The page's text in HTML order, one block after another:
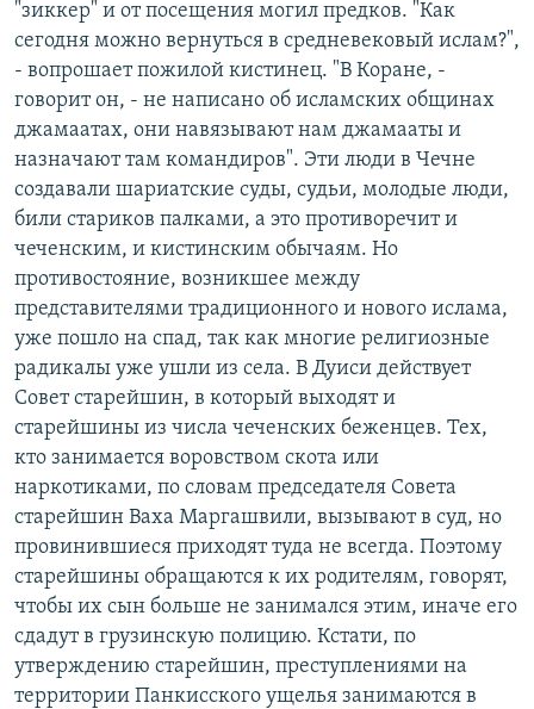
"зиккер" и от посещения могил предков. "Как
сегодня можно вернуться в средневековый ислам?",
- вопрошает пожилой кистинец. "В Коране, -
говорит он, - не написано об исламских общинах
джамаатах, они навязывают нам джамааты и
назначают там командиров". Эти люди в Чечне
создавали шариатские суды, судьи, молодые люди,
били стариков палками, а это противоречит и
чеченским, и кистинским обычаям. Но
противостояние, возникшее между
представителями традиционного и нового ислама,
уже пошло на спад, так как многие религиозные
радикалы уже ушли из села. В Дуиси действует
Совет старейшин, в который выходят и
старейшины из числа чеченских беженцев. Тех,
кто занимается воровством скота или
наркотиками, по словам председателя Совета
старейшин Ваха Маргашвили, вызывают в суд, но
провинившиеся приходят туда не всегда. Поэтому
старейшины обращаются к их родителям, говорят,
чтобы их сын больше не занимался этим, иначе его
сдадут в грузинскую полицию. Кстати, по
утверждению старейшин, преступлениями на
территории Панкисского ущелья занимаются в